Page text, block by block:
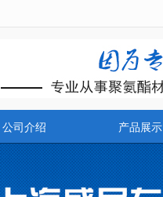
公司介绍 产品展示